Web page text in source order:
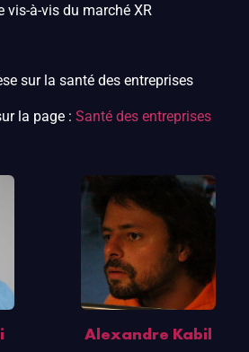
vis-à-vis du marché XR
sur la santé des entreprises
la page : Santé des entreprises
Alexandre Kabil